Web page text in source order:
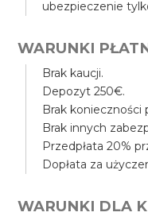
ubezpieczenie
WARUNKI
Brak kaucji.
Depozyt 250€.
Brak konieczności
Brak innych
Przedpłata 20%
Dopłata za
WARUNKI DLA